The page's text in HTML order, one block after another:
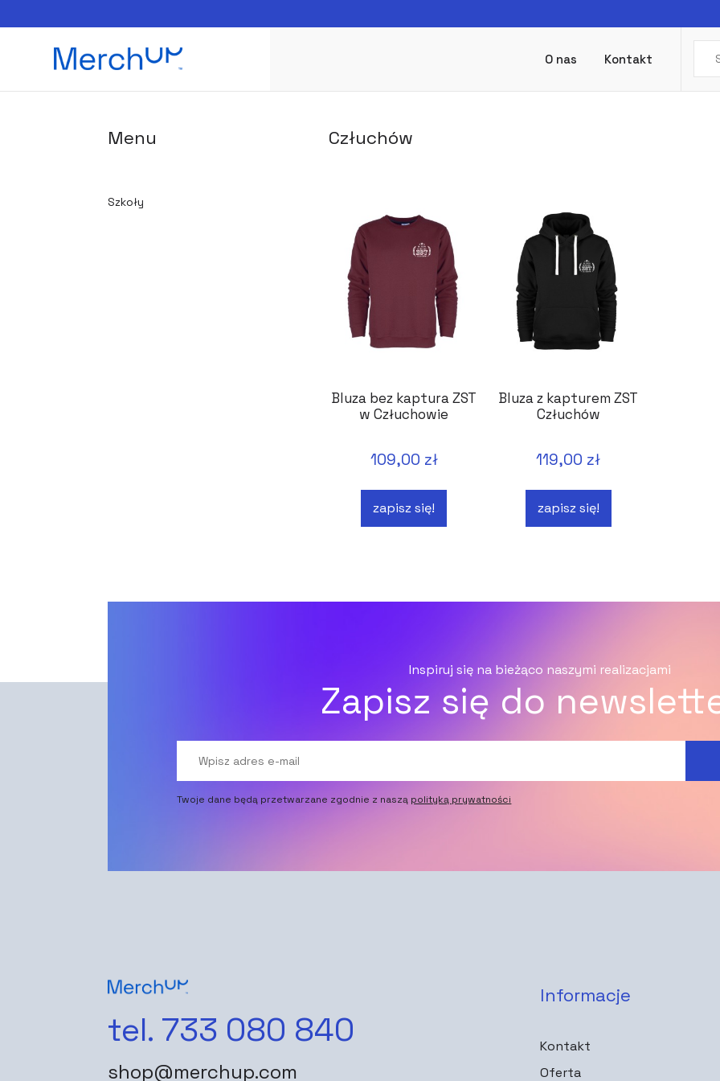
O nas Kontakt
Menu
Szkoły
Człuchów
Bluza bez kaptura ZST
w Człuchowie
109,00 zł
zapisz się!
Bluza z kapturem ZST
Człuchów
119,00 zł
zapisz się!
Inspiruj się na bieżąco naszymi realizacjami
Zapisz się do
Twoje dane będą przetwarzane zgodnie z naszą polityką prywatności
tel. 733 080 840
shop@merchup.com
Informacje
Kontakt
Oferta